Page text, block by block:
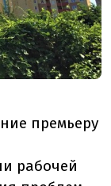
премьеру
рабочей